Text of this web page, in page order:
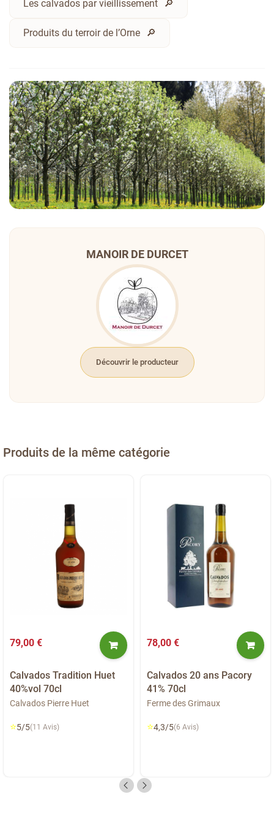
Les calvados par vieillissement
Produits du terroir de l’Orne
MANOIR DE DURCET
Découvrir le producteur
Produits de la même catégorie
79,00 €
Calvados Tradition Huet
40%vol 70cl
Calvados Pierre Huet
⭐5/5(11 Avis)
78,00 €
Calvados 20 ans Pacory
41% 70cl
Ferme des Grimaux
⭐4,3/5(6 Avis)